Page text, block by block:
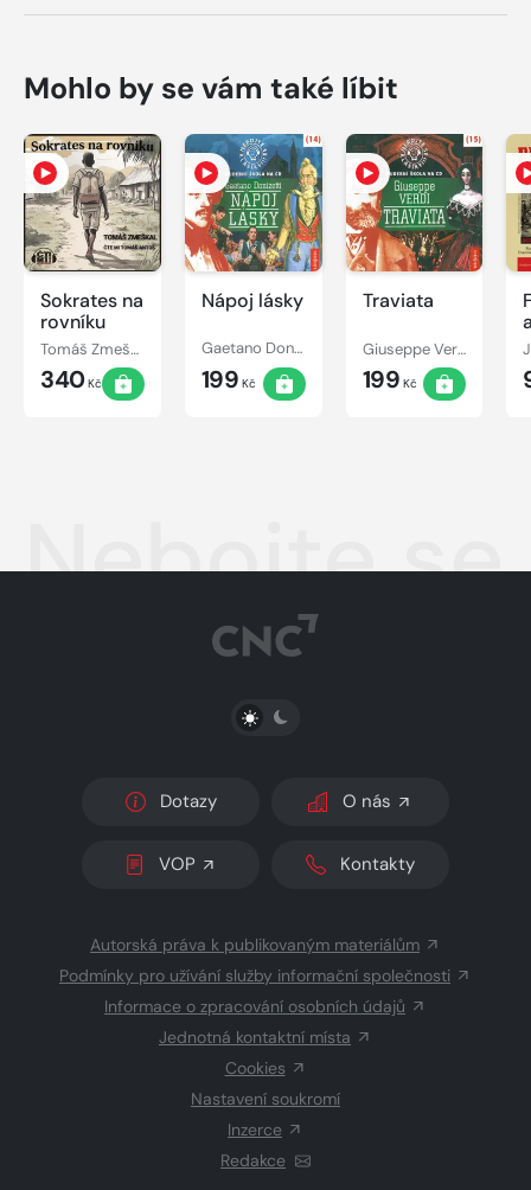
Mohlo by se vám také líbit
Sokrates na
rovníku
Tomáš Zmeškal
340Kč
Nápoj lásky
Gaetano Donizetti
199 Kč
Traviata
Giuseppe Verdi
199 Kč
Nebojte se
PŘEPNOUT SVĚTLÝ/TMAVÝ REŽIM
Dotazy O nás
VOP Kontakty
Autorská práva k publikovaným materiálům
Podmínky pro užívání služby informační společnosti
Informace o zpracování osobních údajů
Jednotná kontaktní místa
Cookies
Nastavení soukromí
Inzerce
Redakce